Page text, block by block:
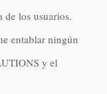
de los usuarios.
entablar ningún
y el